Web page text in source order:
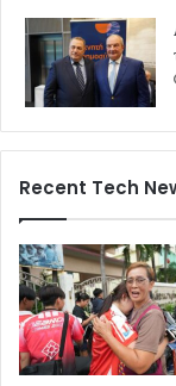
Recent Tech